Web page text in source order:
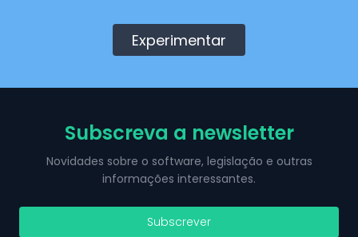
Experimentar
Subscreva a newsletter
Novidades sobre o software, legislação e outras
informações interessantes.
Subscrever